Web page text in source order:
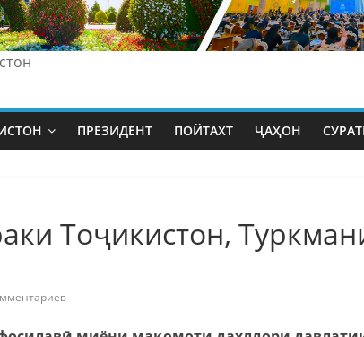
ПРЕЗИДЕНТ ПОЙТАХТ ҶАҲОН
Тоҷикистон,